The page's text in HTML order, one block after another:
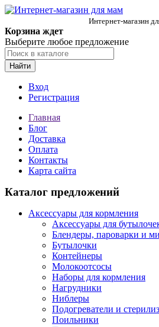
Интернет-магазин
Корзина ждет
Выберите любое предложение
Найти
Вход
Регистрация
Главная
Блог
Доставка
Оплата
Контакты
Карта сайта
Каталог предложений
Аксессуары для кормления
Аксессуары для
Блендеры, пароварки и
Бутылочки
Контейнеры
Молокоотсосы
Наборы для кормления
Нагрудники
Ниблеры
Подогреватели и
Поильники